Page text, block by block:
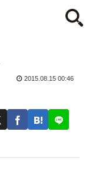
2015.08.15 00:46